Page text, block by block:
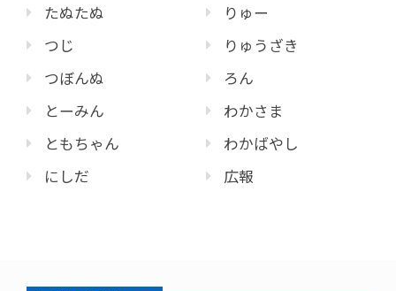
たぬたぬ
つじ
つぼんぬ
とーみん
ともちゃん
にしだ
りゅー
りゅうざき
ろん
わかさま
わかばやし
広報